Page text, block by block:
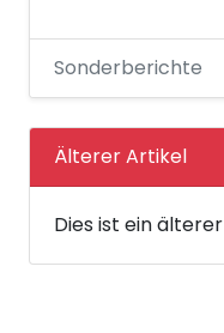
Sonderberichte
Älterer Artikel
Dies ist ein